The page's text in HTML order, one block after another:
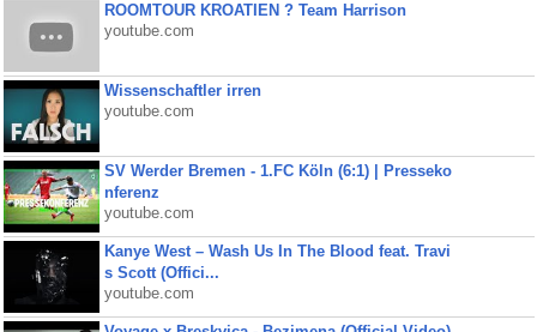
ROOMTOUR KROATIEN ? Team Harrison
youtube.com
Wissenschaftler irren
youtube.com
SV Werder Bremen - 1.FC Köln (6:1) | Presseko
nferenz
youtube.com
Kanye West – Wash Us In The Blood feat. Travi
s Scott (Offici...
youtube.com